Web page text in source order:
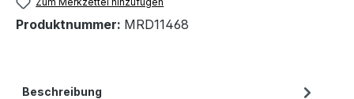
Produktnummer: MRD11468
Beschreibung